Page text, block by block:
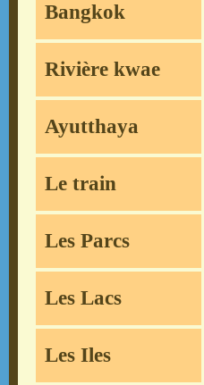
Bangkok
Rivière kwae
Ayutthaya
Le train
Les Parcs
Les Lacs
Les Iles